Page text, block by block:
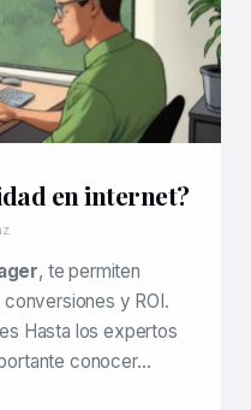
en internet?
, te permiten
y ROI.
Hasta los expertos
conocer…